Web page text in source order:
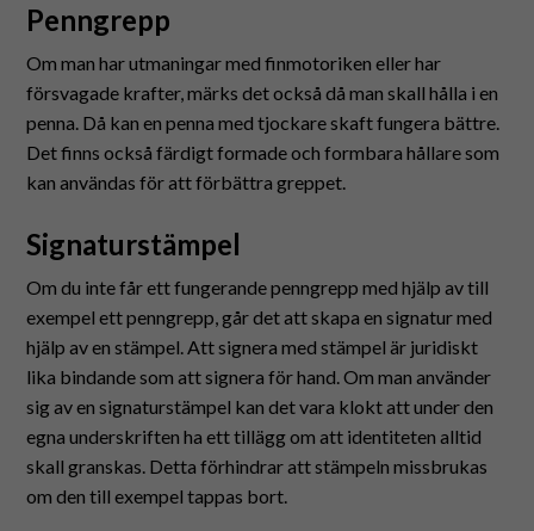
Penngrepp
Om man har utmaningar med finmotoriken eller har
försvagade krafter, märks det också då man skall hålla i en
penna. Då kan en penna med tjockare skaft fungera bättre.
Det finns också färdigt formade och formbara hållare som
kan användas för att förbättra greppet.
Signaturstämpel
Om du inte får ett fungerande penngrepp med hjälp av till
exempel ett penngrepp, går det att skapa en signatur med
hjälp av en stämpel. Att signera med stämpel är juridiskt
lika bindande som att signera för hand. Om man använder
sig av en signaturstämpel kan det vara klokt att under den
egna underskriften ha ett tillägg om att identiteten alltid
skall granskas. Detta förhindrar att stämpeln missbrukas
om den till exempel tappas bort.